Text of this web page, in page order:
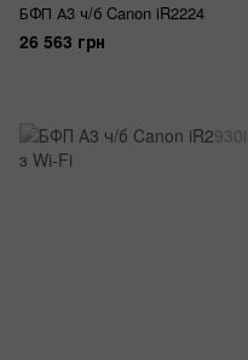
БФП А3 ч/б Canon iR2224
26 563 грн